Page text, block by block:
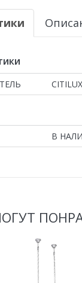
CITILUX
В